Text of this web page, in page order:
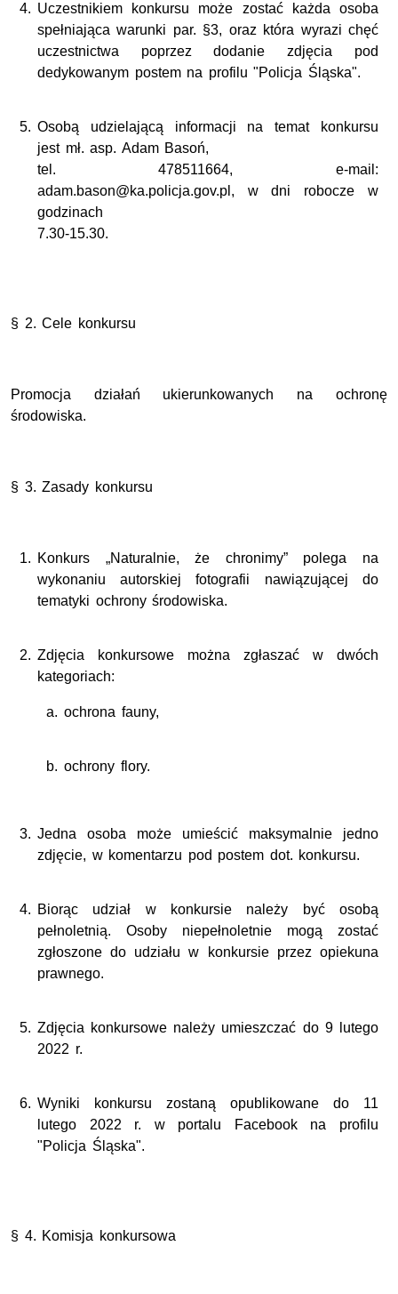
Uczestnikiem konkursu może zostać każda osoba
spełniająca warunki par. §3, oraz która wyrazi chęć
uczestnictwa poprzez dodanie zdjęcia pod
dedykowanym postem na profilu "Policja Śląska".
Osobą udzielającą informacji na temat konkursu
jest mł. asp. Adam Basoń,
tel. 478511664, e-mail:
adam.bason@ka.policja.gov.pl, w dni robocze w
godzinach
7.30-15.30.
§ 2. Cele konkursu
Promocja działań ukierunkowanych na ochronę
środowiska.
§ 3. Zasady konkursu
Konkurs „Naturalnie, że chronimy” polega na
wykonaniu autorskiej fotografii nawiązującej do
tematyki ochrony środowiska.
Zdjęcia konkursowe można zgłaszać w dwóch
kategoriach:
ochrona fauny,
ochrony flory.
Jedna osoba może umieścić maksymalnie jedno
zdjęcie, w komentarzu pod postem dot. konkursu.
Biorąc udział w konkursie należy być osobą
pełnoletnią. Osoby niepełnoletnie mogą zostać
zgłoszone do udziału w konkursie przez opiekuna
prawnego.
Zdjęcia konkursowe należy umieszczać do 9 lutego
2022 r.
Wyniki konkursu zostaną opublikowane do 11
lutego 2022 r. w portalu Facebook na profilu
"Policja Śląska".
§ 4. Komisja konkursowa